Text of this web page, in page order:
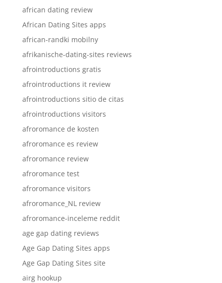
african dating review
African Dating Sites apps
african-randki mobilny
afrikanische-dating-sites reviews
afrointroductions gratis
afrointroductions it review
afrointroductions sitio de citas
afrointroductions visitors
afroromance de kosten
afroromance es review
afroromance review
afroromance test
afroromance visitors
afroromance_NL review
afroromance-inceleme reddit
age gap dating reviews
Age Gap Dating Sites apps
Age Gap Dating Sites site
airg hookup